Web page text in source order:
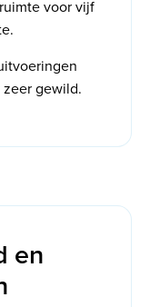
voor vijf
zeer gewild.
en